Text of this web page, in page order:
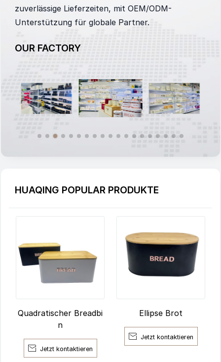
zuverlässige Lieferzeiten, mit OEM/ODM-
Unterstützung für globale Partner.
OUR FACTORY
HUAQING POPULAR PRODUKTE
Quadratischer Breadbi
n
 Jetzt kontaktieren
Ellipse Brot
 Jetzt kontaktieren